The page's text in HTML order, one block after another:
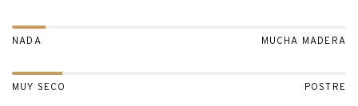
NADA MUCHA MADERA
MUY SECO POSTRE